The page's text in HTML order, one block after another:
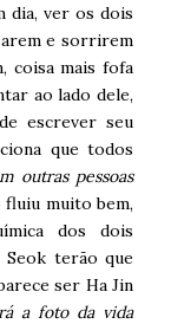
dia, ver os dois
e sorrirem
coisa mais fofa
ao lado dele,
escrever seu
que todos
outras pessoas
fluiu muito bem,
dos dois
Seok terão que
ser Ha Jin
a foto da vida